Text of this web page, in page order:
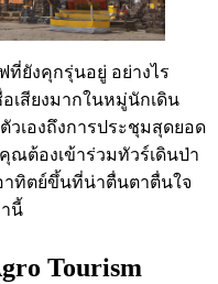
ฟที่ยังคุกรุ่นอยู่ อย่างไร
เสียงมากในหมู่นักเดิน
เองถึงการประชุมสุดยอด
ณต้องเข้าร่วมทัวร์เดินป่า
าทิตย์ขึ้นที่น่าตื่นตาตื่นใจ
านี้
Tourism